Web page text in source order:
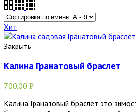
Хит
Закрыть
Калина Гранатовый браслет
700.00 Р
Калина Гранатовый браслет это